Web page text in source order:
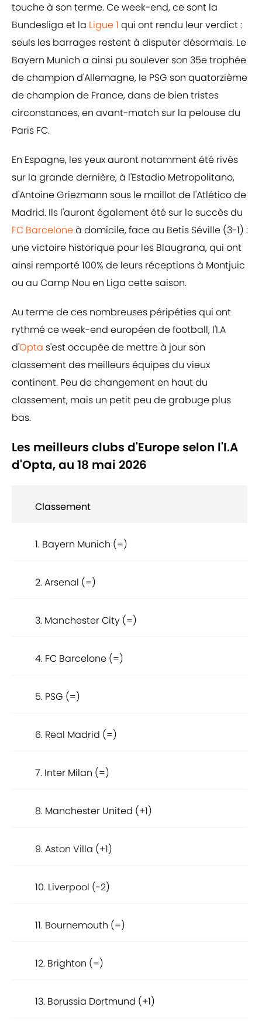
touche à son terme. Ce week-end, ce sont la
Bundesliga et la Ligue 1 qui ont rendu leur verdict :
seuls les barrages restent à disputer désormais. Le
Bayern Munich a ainsi pu soulever son 35e trophée
de champion d'Allemagne, le PSG son quatorzième
de champion de France, dans de bien tristes
circonstances, en avant-match sur la pelouse du
Paris FC.
En Espagne, les yeux auront notamment été rivés
sur la grande dernière, à l'Estadio Metropolitano,
d'Antoine Griezmann sous le maillot de l'Atlético de
Madrid. Ils l'auront également été sur le succès du
FC Barceloneà domicile, face au Betis Séville (3-1) :
une victoire historique pour les Blaugrana, qui ont
ainsi remporté 100% de leurs réceptions à Montjuic
ou au Camp Nou en Liga cette saison.
Au terme de ces nombreuses péripéties qui ont
rythmé ce week-end européen de football, l'I.A
d'Opta s'est occupée de mettre à jour son
classement des meilleurs équipes du vieux
continent. Peu de changement en haut du
classement, mais un petit peu de grabuge plus
bas.
Les meilleurs clubs d'Europe selon l'I.A
d'Opta, au 18 mai 2026
Classement
1. Bayern Munich (=)
2. Arsenal (=)
3. Manchester City (=)
4. FC Barcelone (=)
5. PSG (=)
6. Real Madrid (=)
7. Inter Milan (=)
8. Manchester United (+1)
9. Aston Villa (+1)
10. Liverpool (-2)
11. Bournemouth (=)
12. Brighton (=)
13. Borussia Dortmund (+1)